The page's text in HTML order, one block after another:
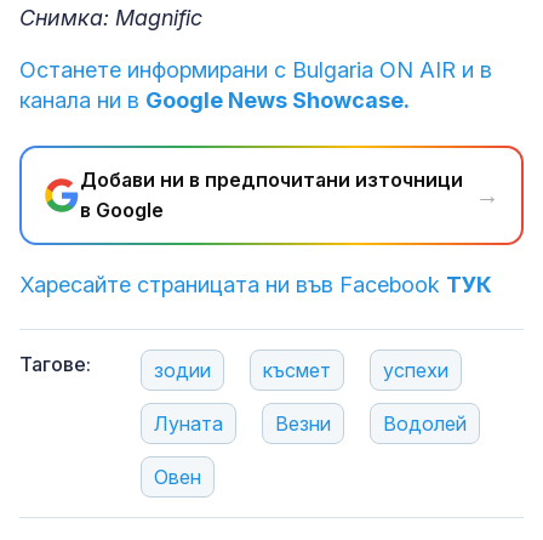
Снимка: Magnific
Останете информирани с Bulgaria ON AIR и в
канала ни в Google News Showcase.
Добави ни в предпочитани източници
в Google
→
Харесайте страницата ни във Facebook ТУК
Тагове: зодии късмет успехи
Луната Везни Водолей
Овен